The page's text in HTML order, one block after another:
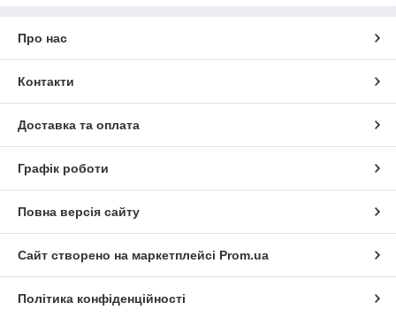
Про нас
Контакти
Доставка та оплата
Графік роботи
Повна версія сайту
Сайт створено на маркетплейсі Prom.ua
Політика конфіденційності